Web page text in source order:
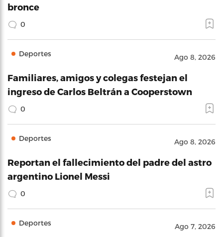
bronce
0
Deportes Ago 8, 2026
Familiares, amigos y colegas festejan el
ingreso de Carlos Beltrán a Cooperstown
0
Deportes Ago 8, 2026
Reportan el fallecimiento del padre del astro
argentino Lionel Messi
0
Deportes Ago 7, 2026